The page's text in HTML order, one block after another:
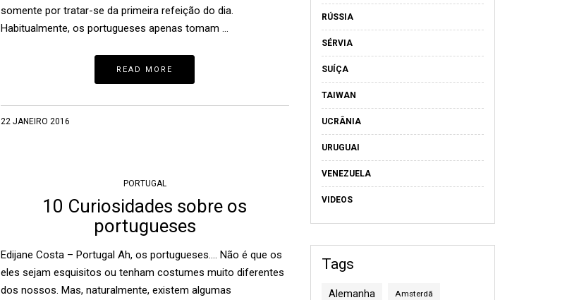
somente por tratar-se da primeira refeição do dia.
Habitualmente, os portugueses apenas tomam …
READ MORE
22 JANEIRO 2016
PORTUGAL
10 Curiosidades sobre os
portugueses
Edijane Costa – Portugal Ah, os portugueses…. Não é que os
eles sejam esquisitos ou tenham costumes muito diferentes
dos nossos. Mas, naturalmente, existem algumas
RÚSSIA
SÉRVIA
SUÍÇA
TAIWAN
UCRÂNIA
URUGUAI
VENEZUELA
VIDEOS
Tags
Alemanha Amsterdã